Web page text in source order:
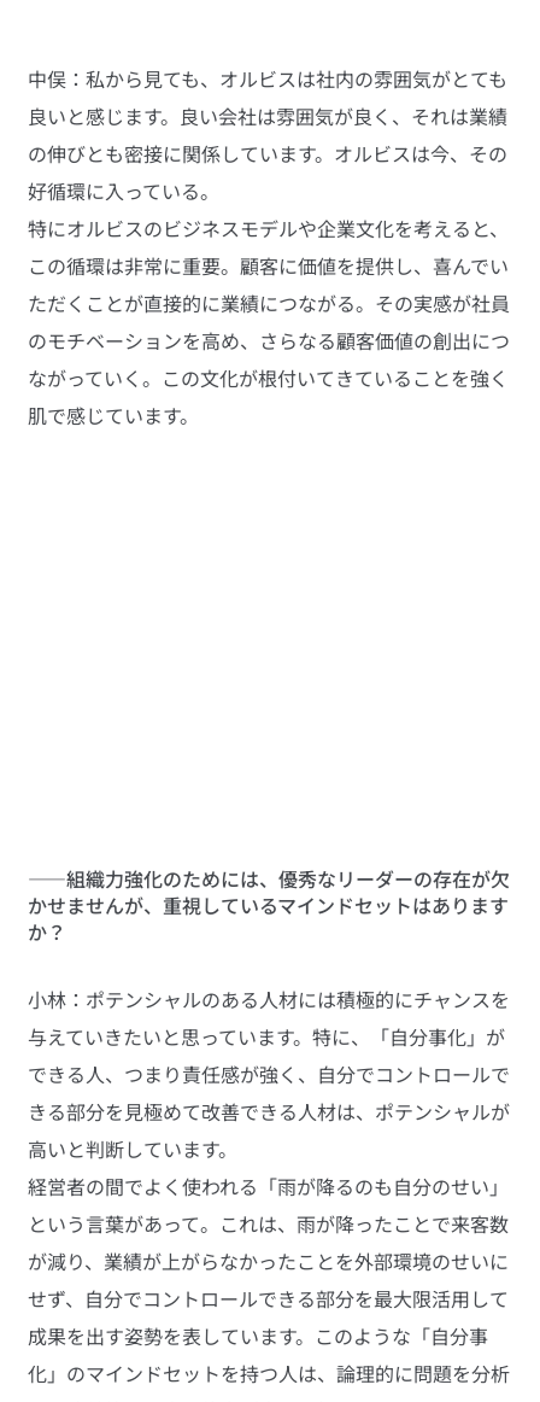
中俣：私から見ても、オルビスは社内の雰囲気がとても
良いと感じます。良い会社は雰囲気が良く、それは業績
の伸びとも密接に関係しています。オルビスは今、その
好循環に入っている。
特にオルビスのビジネスモデルや企業文化を考えると、
この循環は非常に重要。顧客に価値を提供し、喜んでい
ただくことが直接的に業績につながる。その実感が社員
のモチベーションを高め、さらなる顧客価値の創出につ
ながっていく。この文化が根付いてきていることを強く
肌で感じています。
――組織力強化のためには、優秀なリーダーの存在が欠
かせませんが、重視しているマインドセットはあります
か？
小林：ポテンシャルのある人材には積極的にチャンスを
与えていきたいと思っています。特に、「自分事化」が
できる人、つまり責任感が強く、自分でコントロールで
きる部分を見極めて改善できる人材は、ポテンシャルが
高いと判断しています。
経営者の間でよく使われる「雨が降るのも自分のせい」
という言葉があって。これは、雨が降ったことで来客数
が減り、業績が上がらなかったことを外部環境のせいに
せず、自分でコントロールできる部分を最大限活用して
成果を出す姿勢を表しています。このような「自分事
化」のマインドセットを持つ人は、論理的に問題を分析